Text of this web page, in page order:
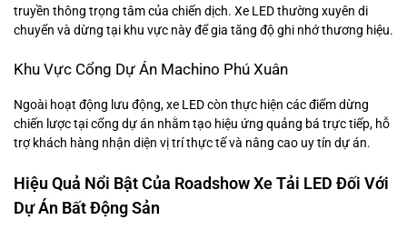
truyền thông trọng tâm của chiến dịch. Xe LED thường xuyên di
chuyển và dừng tại khu vực này để gia tăng độ ghi nhớ thương hiệu.
Khu Vực Cổng Dự Án Machino Phú Xuân
Ngoài hoạt động lưu động, xe LED còn thực hiện các điểm dừng
chiến lược tại cổng dự án nhằm tạo hiệu ứng quảng bá trực tiếp, hỗ
trợ khách hàng nhận diện vị trí thực tế và nâng cao uy tín dự án.
Hiệu Quả Nổi Bật Của Roadshow Xe Tải LED Đối Với
Dự Án Bất Động Sản